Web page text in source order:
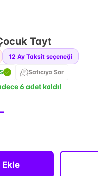
Tayt
12 Ay Taksit seçeneği
Satıcıya Sor
6 adet kaldı!
Ekle